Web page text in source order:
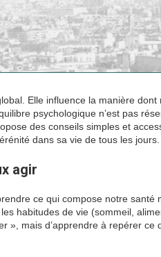
Elle influence la manière
psychologique n’est pas
des conseils simples et
dans sa vie de tous les jours.
agir
ce qui compose notre santé
habitudes de vie (sommeil,
», mais d’apprendre à repérer